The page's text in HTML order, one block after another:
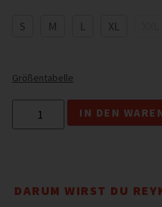
S M L XL
Größentabelle
IN DEN
DARUM WIRST DU